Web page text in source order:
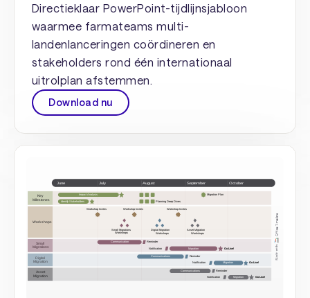
Directieklaar PowerPoint-tijdlijnsjabloon
waarmee farmateams multi-
landenlanceringen coördineren en
stakeholders rond één internationaal
uitrolplan afstemmen.
Download nu